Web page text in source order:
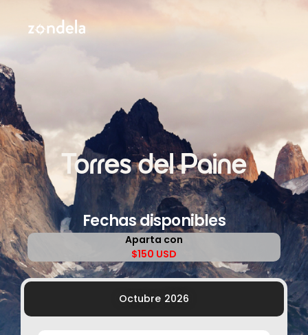
Torres del Paine
Fechas disponibles
Aparta con
$150 USD
Octubre 2026